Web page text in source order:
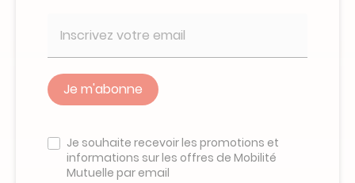
pas
remplir
Je souhaite recevoir les promotions et
informations sur les offres de Mobilité
Mutuelle par email